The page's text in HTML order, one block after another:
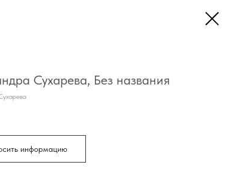
Сухарева, Без названия
информацию